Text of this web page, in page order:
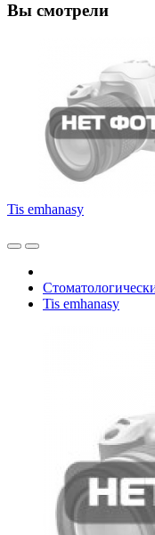
Вы смотрели
Tis emhanasy
Tis emhanasy